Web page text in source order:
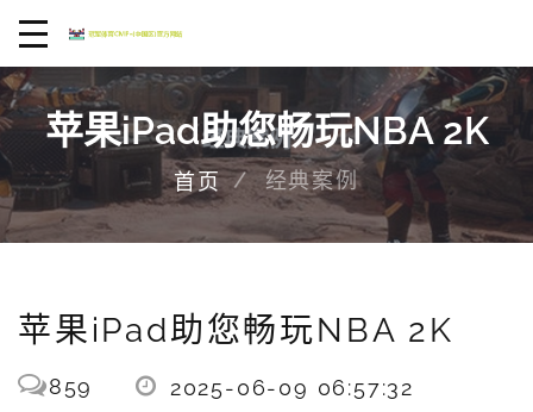
苹果iPad助您畅玩NBA 2K
首页 经典案例
苹果iPad助您畅玩NBA 2K
859 2025-06-09 06:57:32